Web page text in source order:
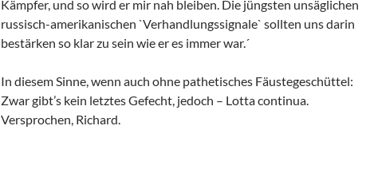
Kämpfer, und so wird er mir nah bleiben. Die jüngsten unsäglichen
russisch-amerikanischen `Verhandlungssignale` sollten uns darin
bestärken so klar zu sein wie er es immer war.´
In diesem Sinne, wenn auch ohne pathetisches Fäustegeschüttel:
Zwar gibt’s kein letztes Gefecht, jedoch – Lotta continua.
Versprochen, Richard.